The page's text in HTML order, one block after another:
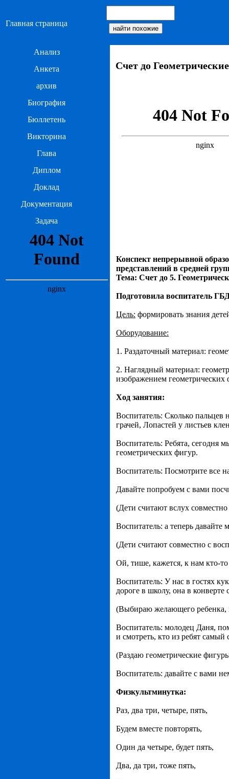
Главная страница
Анализ
Анкета
архив
Биография
Бюллетень
Викторина
Глава
Диплом
Доклад
Документация
Задача
Счет до
Конспект непрерывной
представлений в средней
Тема: Счет до 5.
Подготовила воспитатель
Цель: формировать знания
Оборудование:
1. Раздаточный материал:
2. Наглядный материал:
изображением геометрических
Ход занятия:
Воспитатель: Сколько пальцев
грачей, Лопастей у листьев
Воспитатель: Ребята, сегодня
геометрических фигур.
Воспитатель: Посмотрите все
Давайте попробуем с вами
(Дети считают вслух
Воспитатель: а теперь
(Дети считают совместно с
Ой, тише, кажется, к нам кто-
Воспитатель: У нас в гостях
дороге в школу, она в
(Выбираю желающего ребенка,
Воспитатель: молодец Даня,
и смотреть, кто из ребят
(Раздаю геометрические
Воспитатель: давайте с вами
Физкультминутка:
Раз, два три, четыре, пять,
Будем вместе повторять,
Один да четыре, будет пять,
Два, да три, тоже пять,